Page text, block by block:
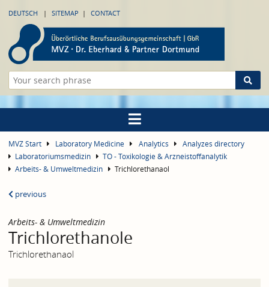
DEUTSCH SITEMAP CONTACT
MVZ Start Laboratory Medicine Analytics
Analyzes directory
Laboratoriumsmedizin
TO - Toxikologie & Arzneistoffanalytik
Arbeits- & Umweltmedizin
Trichlorethanaol
previous
Arbeits- & Umweltmedizin
Trichlorethanole
Trichlorethanaol